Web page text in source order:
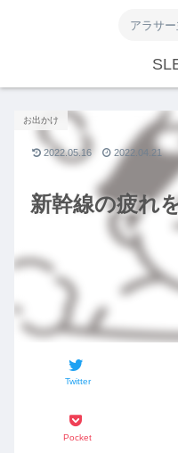
アラサ
新幹線の疲れ
お出かけ
Twitter
Pocket
2022.05.16 2022.04.21